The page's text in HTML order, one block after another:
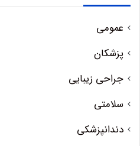
عمومی
پزشکان
جراحی زیبایی
سلامتی
دندانپزشکی